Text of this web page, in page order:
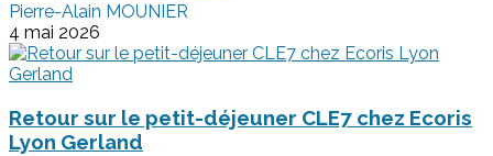
Pierre-Alain MOUNIER
4 mai 2026
Retour sur le petit-déjeuner CLE7 chez Ecoris
Lyon Gerland